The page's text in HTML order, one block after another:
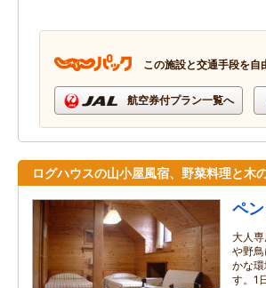
この施設と交通手段を自
航空券付プラン一覧へ
ログハウスの山小屋風宿、野菜料理と木
ペ
大人
や野
かな
す。1